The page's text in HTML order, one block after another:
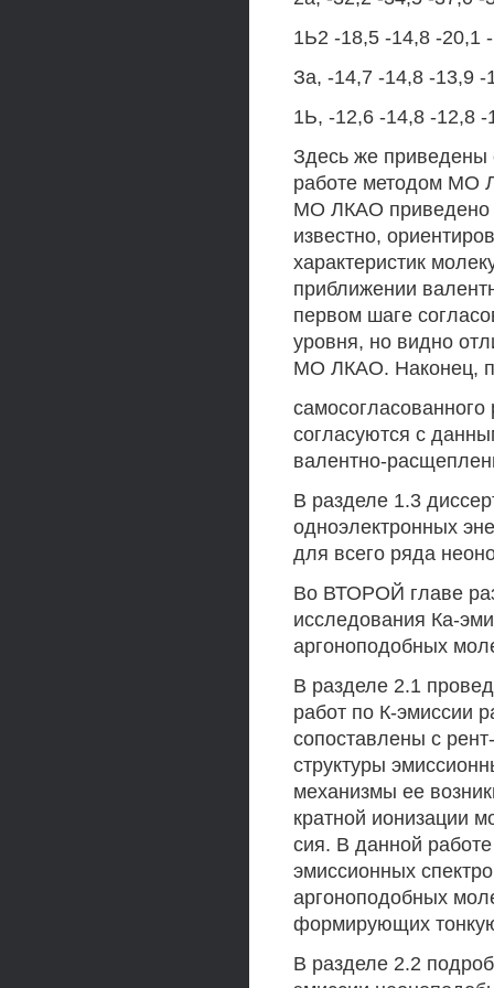
1Ь2 -18,5 -14,8 -20,1
За, -14,7 -14,8 -13,9 -
1Ь, -12,6 -14,8 -12,8 -
Здесь же приведены
работе методом МО
МО ЛКАО приведено
известно,
характеристик
приближении
первом шаге
уровня, но видно
МО ЛКАО. Наконец,
согласуются с
валентно-
В разделе 1.3
одноэлектронных
для всего ряда
Во ВТОРОЙ главе
исследования Ка-
аргоноподобных
В разделе 2.1
работ по К-эмиссии
сопоставлены с
структуры
механизмы ее
кратной ионизации
сия. В данной
эмиссионных
аргоноподобных
формирующих тонкую
В разделе 2.2